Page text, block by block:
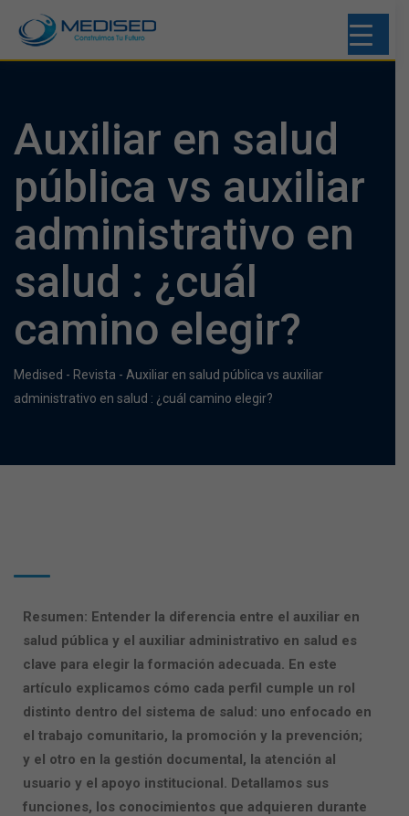
Auxiliar en salud
pública vs auxiliar
administrativo en
salud : ¿cuál
camino elegir?
Medised - Revista - Auxiliar en salud pública vs auxiliar
administrativo en salud : ¿cuál camino elegir?
Resumen: Entender la diferencia entre el auxiliar en
salud pública y el auxiliar administrativo en salud es
clave para elegir la formación adecuada. En este
artículo explicamos cómo cada perfil cumple un rol
distinto dentro del sistema de salud: uno enfocado en
el trabajo comunitario, la promoción y la prevención;
y el otro en la gestión documental, la atención al
usuario y el apoyo institucional. Detallamos sus
funciones, los conocimientos que adquieren durante